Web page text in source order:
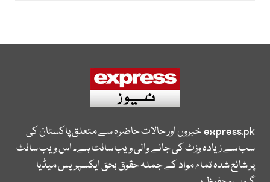
express.pkخبروں اور حالات حاضرہ سے متعلق پاکستان کی
سب سے زیادہ وزٹ کی جانے والی ویب سائٹ ہے۔ اس ویب سائٹ
پر شائع شدہ تمام مواد کے جملہ حقوق بحق ایکسپریس میڈیا